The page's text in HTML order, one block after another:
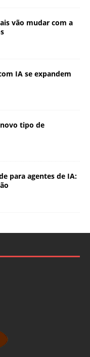
vão mudar com a
IA se expandem
tipo de
para agentes de IA: